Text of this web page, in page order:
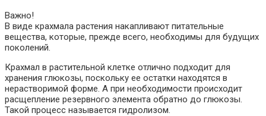
Важно!
В виде крахмала растения накапливают питательные
вещества, которые, прежде всего, необходимы для будущих
поколений.
Крахмал в растительной клетке отлично подходит для
хранения глюкозы, поскольку ее остатки находятся в
нерастворимой форме. А при необходимости происходит
расщепление резервного элемента обратно до глюкозы.
Такой процесс называется гидролизом.